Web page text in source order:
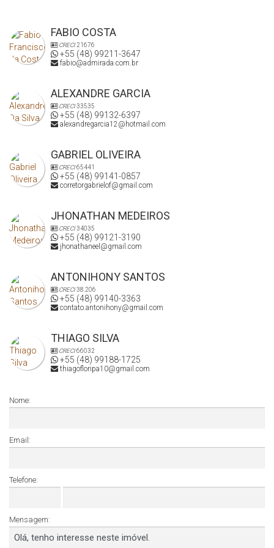
FABIO COSTA
CRECI21676
+55 (48) 99211-3647
fabio@admirada.com.br
ALEXANDRE GARCIA
CRECI33535
+55 (48) 99132-6397
alexandregarcia12@hotmail.com
GABRIEL OLIVEIRA
CRECI65441
+55 (48) 99141-0857
corretorgabrielof@gmail.com
JHONATHAN MEDEIROS
CRECI34035
+55 (48) 99121-3190
jhonathaneel@gmail.com
ANTONIHONY SANTOS
CRECI38.206
+55 (48) 99140-3363
contato.antonihony@gmail.com
THIAGO SILVA
CRECI66032
+55 (48) 99188-1725
thiagofloripa10@gmail.com
Nome:
Email:
Telefone:
Mensagem: